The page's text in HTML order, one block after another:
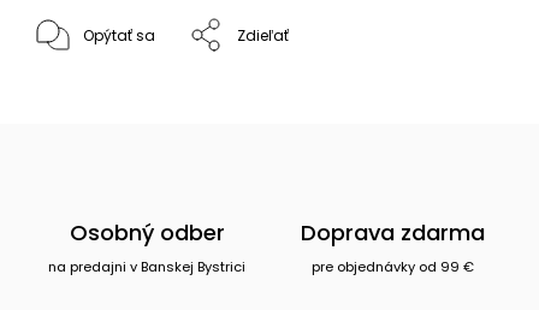
Opýtať sa Zdieľať
Osobný odber
na predajni v Banskej Bystrici
Doprava zdarma
pre objednávky od 99 €